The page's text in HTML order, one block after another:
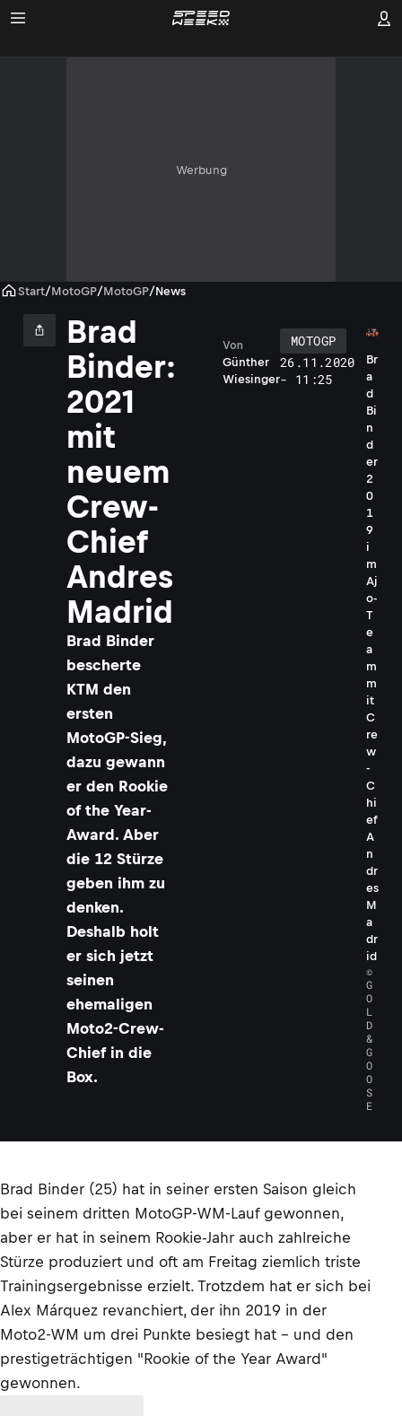
Werbung
Start/MotoGP/MotoGP/News
Brad
Binder:
2021
mit
neuem
Crew-
Chief
Andres
Madrid
Brad Binder
bescherte
KTM den
ersten
MotoGP-Sieg,
dazu gewann
er den Rookie
of the Year-
Award. Aber
die 12 Stürze
geben ihm zu
denken.
Deshalb holt
er sich jetzt
seinen
ehemaligen
Moto2-Crew-
Chief in die
Box.
Günther
Wiesinger
Von
MOTOGP
26.11.2020
- 11:25
Br
a
d
Bi
n
d
er
2
0
1
9
i
m
Aj
o-
T
e
a
m
m
it
C
re
w
-
C
hi
ef
A
n
dr
es
M
a
dr
id
©
G
O
L
D
&
G
O
O
S
E
Brad Binder (25) hat in seiner ersten Saison gleich
bei seinem dritten MotoGP-WM-Lauf gewonnen,
aber er hat in seinem Rookie-Jahr auch zahlreiche
Stürze produziert und oft am Freitag ziemlich triste
Trainingsergebnisse erzielt. Trotzdem hat er sich bei
Alex Márquez revanchiert, der ihn 2019 in der
Moto2-WM um drei Punkte besiegt hat – und den
prestigeträchtigen "Rookie of the Year Award"
gewonnen.